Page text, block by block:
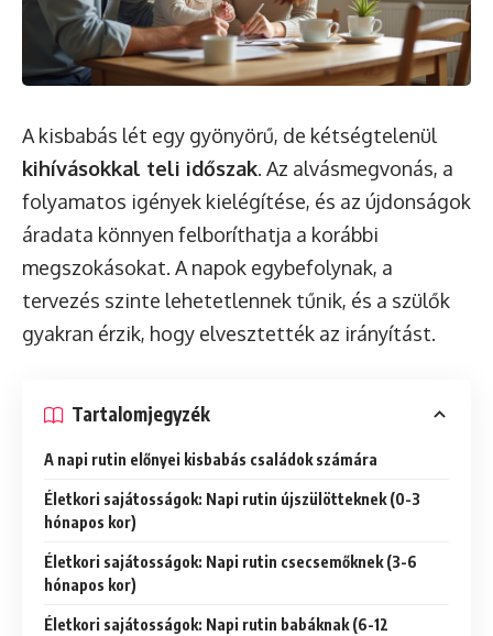
A kisbabás lét egy gyönyörű, de kétségtelenül
kihívásokkal teli időszak. Az alvásmegvonás, a
folyamatos igények kielégítése, és az újdonságok
áradata könnyen felboríthatja a korábbi
megszokásokat. A napok egybefolynak, a
tervezés szinte lehetetlennek tűnik, és a szülők
gyakran érzik, hogy elvesztették az irányítást.
Tartalomjegyzék
A napi rutin előnyei kisbabás családok számára
Életkori sajátosságok: Napi rutin újszülötteknek (0-3
hónapos kor)
Életkori sajátosságok: Napi rutin csecsemőknek (3-6
hónapos kor)
Életkori sajátosságok: Napi rutin babáknak (6-12